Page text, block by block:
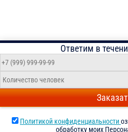
Ответим в
Политикой конфиденциальности
обработку моих